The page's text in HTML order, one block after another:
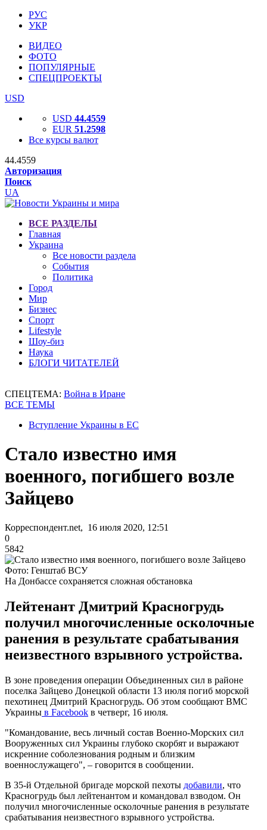
РУС
УКР
ВИДЕО
ФОТО
ПОПУЛЯРНЫЕ
СПЕЦПРОЕКТЫ
USD
USD 44.4559
EUR 51.2598
Все курсы валют
44.4559
Авторизация
Поиск
UA
ВСЕ РАЗДЕЛЫ
Главная
Украина
Все новости раздела
События
Политика
Город
Мир
Бизнес
Спорт
Lifestyle
Шоу-биз
Наука
БЛОГИ ЧИТАТЕЛЕЙ
СПЕЦТЕМА: Война в Иране
ВСЕ ТЕМЫ
Вступление Украины в ЕС
Стало известно имя
военного, погибшего возле
Зайцево
Корреспондент.net, 16 июля 2020, 12:51
0
5842
Фото: Генштаб ВСУ
На Донбассе сохраняется сложная обстановка
Лейтенант Дмитрий Красногрудь
получил многочисленные осколочные
ранения в результате срабатывания
неизвестного взрывного устройства.
В зоне проведения операции Объединенных сил в районе
поселка Зайцево Донецкой области 13 июля погиб морской
пехотинец Дмитрий Красногрудь. Об этом сообщают ВМС
Украины в Facebook в четверг, 16 июля.
"Командование, весь личный состав Военно-Морских сил
Вооруженных сил Украины глубоко скорбят и выражают
искренние соболезнования родным и близким
военнослужащего", – говорится в сообщении.
В 35-й Отдельной бригаде морской пехоты добавили, что
Красногрудь был лейтенантом и командовал взводом. Он
получил многочисленные осколочные ранения в результате
срабатывания неизвестного взрывного устройства.